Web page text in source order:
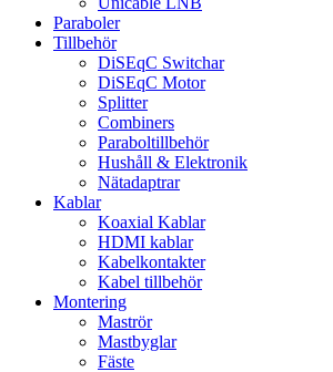
Paraboler
Tillbehör
DiSEqC Switchar
DiSEqC Motor
Splitter
Combiners
Paraboltillbehör
Hushåll & Elektronik
Nätadaptrar
Kablar
Koaxial Kablar
HDMI kablar
Kabelkontakter
Kabel tillbehör
Montering
Maströr
Mastbyglar
Fäste